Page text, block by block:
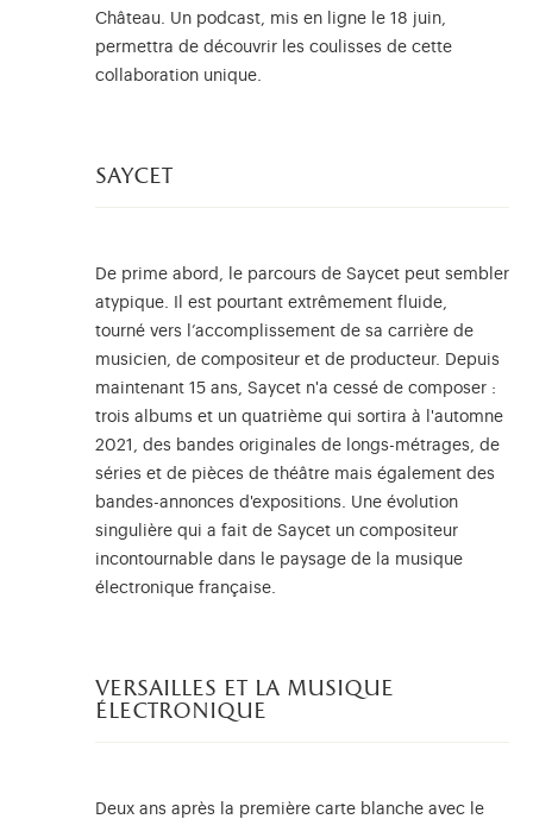
Château. Un podcast, mis en ligne le 18 juin,
permettra de découvrir les coulisses de cette
collaboration unique.
saycet
De prime abord, le parcours de Saycet peut sembler
atypique. Il est pourtant extrêmement fluide,
tourné vers l’accomplissement de sa carrière de
musicien, de compositeur et de producteur. Depuis
maintenant 15 ans, Saycet n'a cessé de composer :
trois albums et un quatrième qui sortira à l'automne
2021, des bandes originales de longs-métrages, de
séries et de pièces de théâtre mais également des
bandes-annonces d'expositions. Une évolution
singulière qui a fait de Saycet un compositeur
incontournable dans le paysage de la musique
électronique française.
versailles et la musique
électronique
Deux ans après la première carte blanche avec le